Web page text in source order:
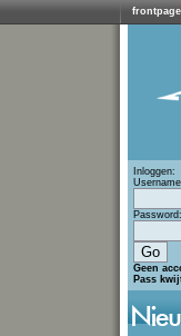
frontpage
Inloggen:
Password:
Geen
Pass